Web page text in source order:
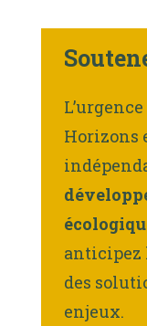
Horizons
anticipez
des
enjeux.